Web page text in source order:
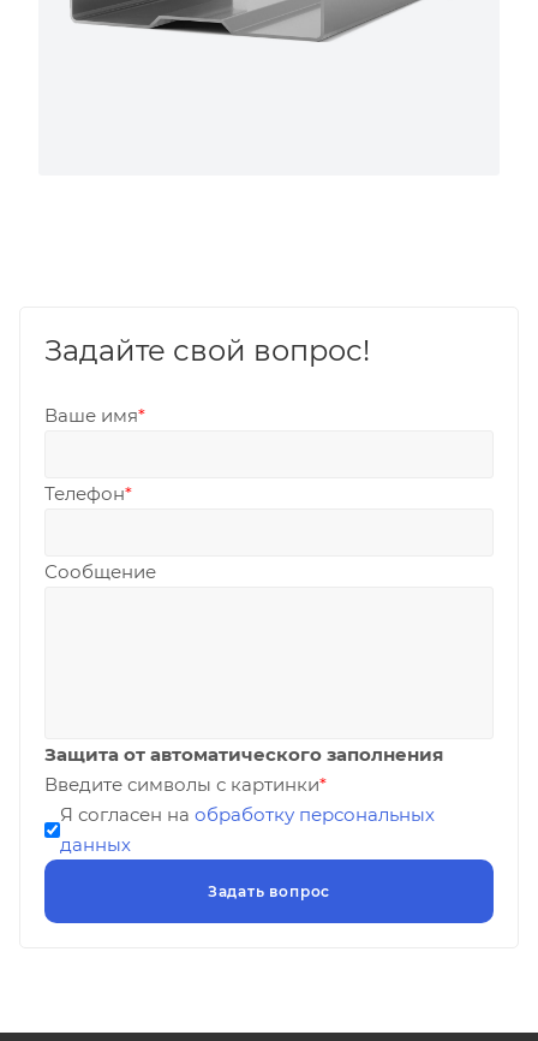
Задайте свой вопрос!
Ваше имя*
Телефон*
Сообщение
Защита от автоматического заполнения
Введите символы с картинки*
Я согласен на обработку персональных
данных